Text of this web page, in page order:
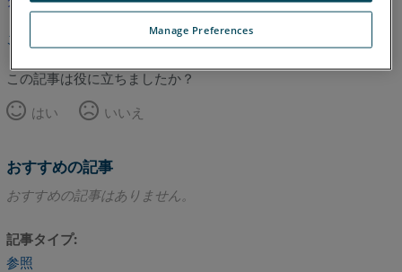
このページのトップへ
この記事は役に立ちましたか？
はい
いいえ
おすすめの記事
おすすめの記事はありません。
記事タイプ
参照
Manage Preferences